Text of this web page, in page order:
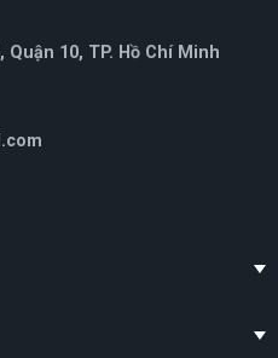
10, TP. Hồ Chí Minh